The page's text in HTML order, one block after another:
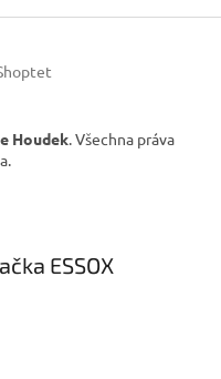
Houdek. Všechna práva
ESSOX